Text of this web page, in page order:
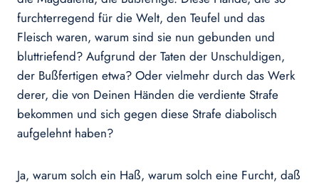
furchterregend für die Welt, den Teufel und das
Fleisch waren, warum sind sie nun gebunden und
bluttriefend? Aufgrund der Taten der Unschuldigen,
der Bußfertigen etwa? Oder vielmehr durch das Werk
derer, die von Deinen Händen die verdiente Strafe
bekommen und sich gegen diese Strafe diabolisch
aufgelehnt haben?
Ja, warum solch ein Haß, warum solch eine Furcht, daß